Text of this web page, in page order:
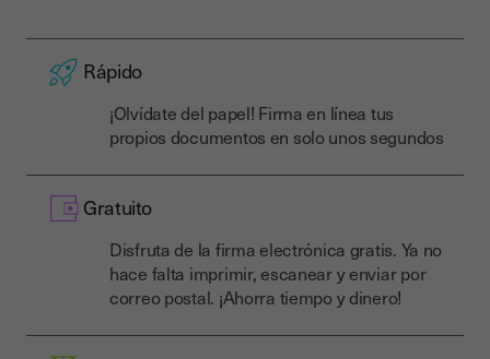
Rápido
¡Olvídate del papel! Firma en línea tus
propios documentos en solo unos segundos
Gratuito
Disfruta de la firma electrónica gratis. Ya no
hace falta imprimir, escanear y enviar por
correo postal. ¡Ahorra tiempo y dinero!